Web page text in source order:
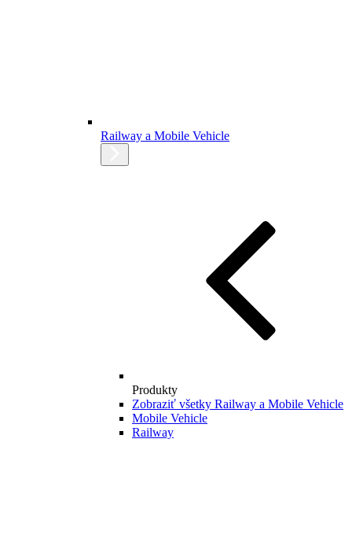
Railway a Mobile Vehicle
Produkty
Zobraziť všetky Railway a Mobile Vehicle
Mobile Vehicle
Railway